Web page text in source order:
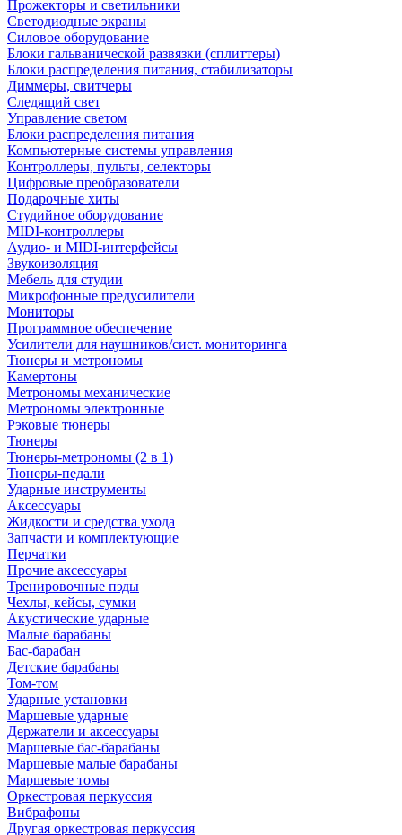
Прожекторы и светильники
Светодиодные экраны
Силовое оборудование
Блоки гальванической развязки (сплиттеры)
Блоки распределения питания, стабилизаторы
Диммеры, свитчеры
Следящий свет
Управление светом
Блоки распределения питания
Компьютерные системы управления
Контроллеры, пульты, селекторы
Цифровые преобразователи
Подарочные хиты
Студийное оборудование
MIDI-контроллеры
Аудио- и MIDI-интерфейсы
Звукоизоляция
Мебель для студии
Микрофонные предусилители
Мониторы
Программное обеспечение
Усилители для наушников/сист. мониторинга
Тюнеры и метрономы
Камертоны
Метрономы механические
Метрономы электронные
Рэковые тюнеры
Тюнеры
Тюнеры-метрономы (2 в 1)
Тюнеры-педали
Ударные инструменты
Аксессуары
Жидкости и средства ухода
Запчасти и комплектующие
Перчатки
Прочие аксессуары
Тренировочные пэды
Чехлы, кейсы, сумки
Акустические ударные
Mалые барабаны
Бас-барабан
Детские барабаны
Том-том
Ударные установки
Маршевые ударные
Держатели и аксессуары
Маршевые бас-барабаны
Маршевые малые барабаны
Маршевые томы
Оркестровая перкуссия
Вибрафоны
Другая оркестровая перкуссия